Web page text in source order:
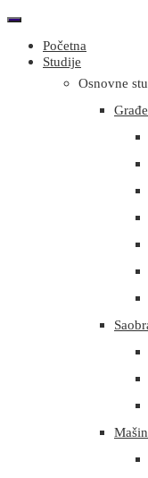
Početna
Studije
Osnovne